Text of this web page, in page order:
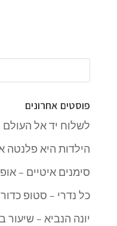
פוסטים אחרונים
לשלוח יד אל
הילדות היא פלנטה
סימנים איטיים –
כל נדרי – סטופ
יונה הנביא – שיעור